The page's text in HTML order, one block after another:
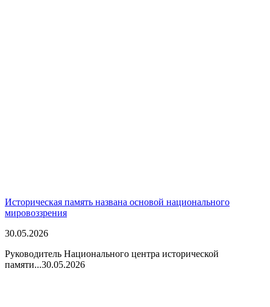
Историческая память названа основой национального
мировоззрения
30.05.2026
Руководитель Национального центра исторической
памяти...30.05.2026